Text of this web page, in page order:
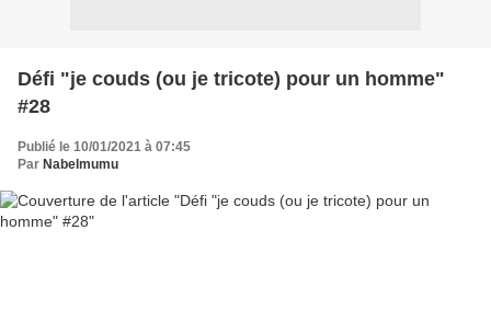
Défi "je couds (ou je tricote) pour un homme"
#28
Publié le 10/01/2021 à 07:45
Par Nabelmumu